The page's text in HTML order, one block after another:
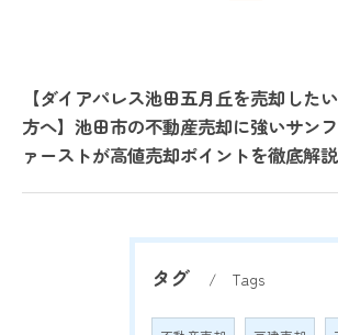
【ダイアパレス池田五月丘を売却したい
方へ】池田市の不動産売却に強いサンフ
ァーストが高値売却ポイントを徹底解説
タグ Tags